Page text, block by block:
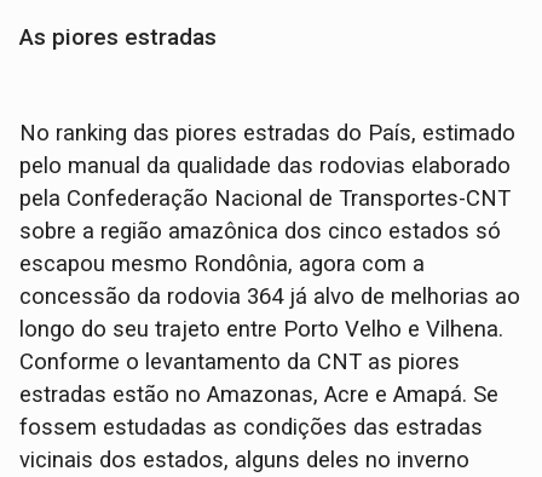
As piores estradas
No ranking das piores estradas do País, estimado
pelo manual da qualidade das rodovias elaborado
pela Confederação Nacional de Transportes-CNT
sobre a região amazônica dos cinco estados só
escapou mesmo Rondônia, agora com a
concessão da rodovia 364 já alvo de melhorias ao
longo do seu trajeto entre Porto Velho e Vilhena.
Conforme o levantamento da CNT as piores
estradas estão no Amazonas, Acre e Amapá. Se
fossem estudadas as condições das estradas
vicinais dos estados, alguns deles no inverno